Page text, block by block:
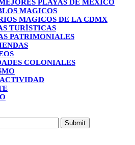
PLAYAS DE MEXICO
MAGICOS
MAGICOS DE LA CDMX
TURÍSTICAS
PATRIMONIALES
COLONIALES
Submit